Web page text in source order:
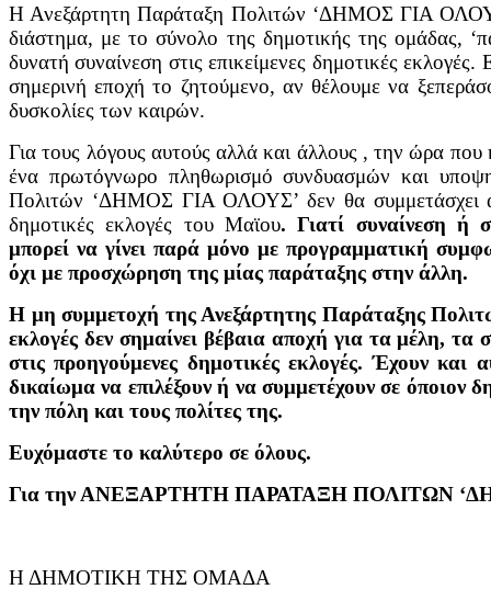
Η Ανεξάρτητη Παράταξη Πολιτών ‘ΔΗΜΟΣ ΓΙΑ
διάστημα, με το σύνολο της δημοτικής της ομάδας,
δυνατή συναίνεση στις επικείμενες δημοτικές
σημερινή εποχή το ζητούμενο, αν θέλουμε να
δυσκολίες των καιρών.
Για τους λόγους αυτούς αλλά και άλλους , την ώρα
ένα πρωτόγνωρο πληθωρισμό συνδυασμών και
Πολιτών ‘ΔΗΜΟΣ ΓΙΑ ΟΛΟΥΣ’ δεν θα συμμετάσχει
δημοτικές εκλογές του Μαϊου. Γιατί συναίνεση ή
μπορεί να γίνει παρά μόνο με προγραμματική
όχι με προσχώρηση της μίας παράταξης στην άλλη.
Η μη συμμετοχή της Ανεξάρτητης Παράταξης
εκλογές δεν σημαίνει βέβαια αποχή για τα μέλη, τα
στις προηγούμενες δημοτικές εκλογές. Έχουν και
δικαίωμα να επιλέξουν ή να συμμετέχουν σε όποιον
την πόλη και τους πολίτες της.
Ευχόμαστε το καλύτερο σε όλους.
Για την ΑΝΕΞΑΡΤΗΤΗ ΠΑΡΑΤΑΞΗ ΠΟΛΙΤΩΝ
Η ΔΗΜΟΤΙΚΗ ΤΗΣ ΟΜΑΔΑ